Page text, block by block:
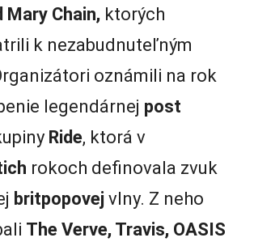
Mary Chain, ktorých
k nezabudnuteľným
oznámili na rok
legendárnej post
Ride, ktorá v
rokoch definovala zvuk
britpopovej vlny. Z neho
The Verve, Travis, OASIS